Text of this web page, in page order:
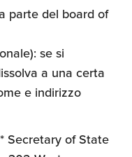
parte del board of
se si
a una certa
e indirizzo
Secretary of State